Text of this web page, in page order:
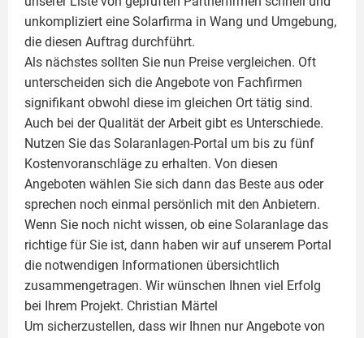
unkompliziert eine Solarfirma in Wang und Umgebung,
die diesen Auftrag durchführt.
Als nächstes sollten Sie nun Preise vergleichen. Oft
unterscheiden sich die Angebote von Fachfirmen
signifikant obwohl diese im gleichen Ort tätig sind.
Auch bei der Qualität der Arbeit gibt es Unterschiede.
Nutzen Sie das Solaranlagen-Portal um bis zu fünf
Kostenvoranschläge zu erhalten. Von diesen
Angeboten wählen Sie sich dann das Beste aus oder
sprechen noch einmal persönlich mit den Anbietern.
Wenn Sie noch nicht wissen, ob eine Solaranlage das
richtige für Sie ist, dann haben wir auf unserem Portal
die notwendigen Informationen übersichtlich
zusammengetragen. Wir wünschen Ihnen viel Erfolg
bei Ihrem Projekt. Christian Märtel
Um sicherzustellen, dass wir Ihnen nur Angebote von